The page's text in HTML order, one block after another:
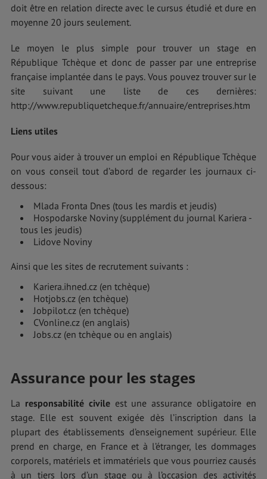
doit être en relation directe avec le cursus étudié et dure en
moyenne 20 jours seulement.
Le moyen le plus simple pour trouver un stage en
République Tchèque et donc de passer par une entreprise
française implantée dans le pays. Vous pouvez trouver sur le
site suivant une liste de ces dernières:
http://www.republiquetcheque.fr/annuaire/entreprises.htm
Liens utiles
Pour vous aider à trouver un emploi en République Tchèque
on vous conseil tout d’abord de regarder les journaux ci-
dessous:
Mlada Fronta Dnes (tous les mardis et jeudis)
Hospodarske Noviny (supplément du journal Kariera -
tous les jeudis)
Lidove Noviny
Ainsi que les sites de recrutement suivants :
Kariera.ihned.cz (en tchèque)
Hotjobs.cz (en tchèque)
Jobpilot.cz (en tchèque)
CVonline.cz (en anglais)
Jobs.cz (en tchèque ou en anglais)
Assurance pour les stages
La responsabilité civileest une assurance obligatoire en
stage. Elle est souvent exigée dès l’inscription dans la
plupart des établissements d’enseignement supérieur. Elle
prend en charge, en France et à l’étranger, les dommages
corporels, matériels et immatériels que vous pourriez causés
à un tiers lors d’un stage ou à l’occasion des activités